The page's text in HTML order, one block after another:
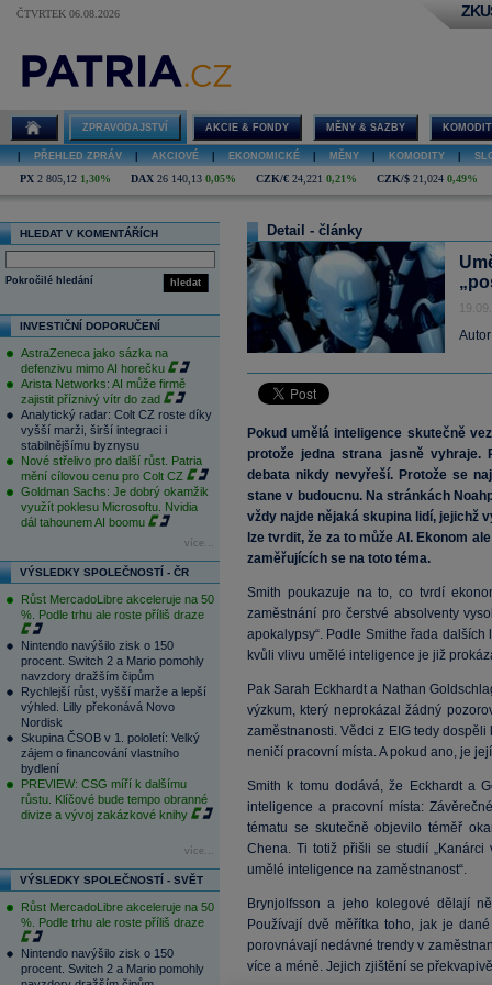
ČTVRTEK 06.08.2026
ZPRAVODAJSTVÍ AKCIE & FONDY MĚNY & SAZBY
PŘEHLED ZPRÁV AKCIOVÉ EKONOMICKÉ MĚNY KOMODITY
PX 2 805,12 1,30% DAX 26 140,13 0,05% CZK/€ 24,221 0,21% CZK/$ 21,024 0,49%
HLEDAT V KOMENTÁŘÍCH
hledat
Pokročilé hledání
INVESTIČNÍ DOPORUČENÍ
AstraZeneca jako sázka na
defenzivu mimo AI horečku
Arista Networks: AI může firmě
zajistit příznivý vítr do zad
Analytický radar: Colt CZ roste díky
vyšší marži, širší integraci i
stabilnějšímu byznysu
Nové střelivo pro další růst. Patria
mění cílovou cenu pro Colt CZ
Goldman Sachs: Je dobrý okamžik
využít poklesu Microsoftu. Nvidia
dál tahounem AI boomu
více...
VÝSLEDKY SPOLEČNOSTÍ - ČR
Růst MercadoLibre akceleruje na 50
%. Podle trhu ale roste příliš draze
Nintendo navýšilo zisk o 150
procent. Switch 2 a Mario pomohly
navzdory dražším čipům
Rychlejší růst, vyšší marže a lepší
výhled. Lilly překonává Novo
Nordisk
Skupina ČSOB v 1. pololetí: Velký
zájem o financování vlastního
bydlení
PREVIEW: CSG míří k dalšímu
růstu. Klíčové bude tempo obranné
divize a vývoj zakázkové knihy
více...
VÝSLEDKY SPOLEČNOSTÍ - SVĚT
Růst MercadoLibre akceleruje na 50
%. Podle trhu ale roste příliš draze
Nintendo navýšilo zisk o 150
procent. Switch 2 a Mario pomohly
Detail - články
Pokud umělá inteligence skutečně
protože jedna strana jasně vyhraje.
debata nikdy nevyřeší. Protože se
stane v budoucnu. Na stránkách
vždy najde nějaká skupina lidí, jejichž
lze tvrdit, že za to může AI. Ekonom
zaměřujících se na toto téma.
Smith poukazuje na to, co tvrdí
zaměstnání pro čerstvé absolventy
apokalypsy“. Podle Smithe řada
kvůli vlivu umělé inteligence je již
Pak Sarah Eckhardt a Nathan
výzkum, který neprokázal žádný
zaměstnanosti. Vědci z EIG tedy
neničí pracovní místa. A pokud ano, je
Smith k tomu dodává, že Eckhardt a
inteligence a pracovní místa:
tématu se skutečně objevilo téměř
Chena. Ti totiž přišli se studií
umělé inteligence na zaměstnanost“.
Brynjolfsson a jeho kolegové dělají
Používají dvě měřítka toho, jak je
porovnávají nedávné trendy v
více a méně. Jejich zjištění se